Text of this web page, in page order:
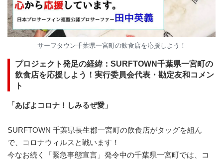
サーフタウン千葉県一宮町の飲食店を応援しよう！
プロジェクト発足の経緯：SURFTOWN千葉県一宮町の
飲食店を応援しよう！実行委員会代表・勘定友和コメン
ト
「あばよコロナ！しみるぜ愛」
SURFTOWN 千葉県長生郡一宮町の飲食店がタッグを組ん
で、コロナウィルスと戦います！
今なお続く「緊急事態宣言」発令中の千葉県一宮町では、コ